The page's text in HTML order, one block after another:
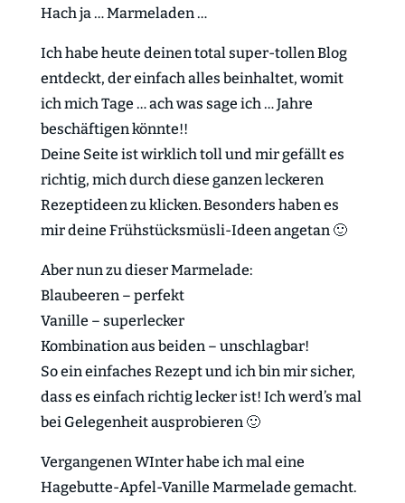
Hach ja … Marmeladen …
Ich habe heute deinen total super-tollen Blog
entdeckt, der einfach alles beinhaltet, womit
ich mich Tage … ach was sage ich … Jahre
beschäftigen könnte!!
Deine Seite ist wirklich toll und mir gefällt es
richtig, mich durch diese ganzen leckeren
Rezeptideen zu klicken. Besonders haben es
mir deine Frühstücksmüsli-Ideen angetan 🙂
Aber nun zu dieser Marmelade:
Blaubeeren – perfekt
Vanille – superlecker
Kombination aus beiden – unschlagbar!
So ein einfaches Rezept und ich bin mir sicher,
dass es einfach richtig lecker ist! Ich werd’s mal
bei Gelegenheit ausprobieren 🙂
Vergangenen WInter habe ich mal eine
Hagebutte-Apfel-Vanille Marmelade gemacht.